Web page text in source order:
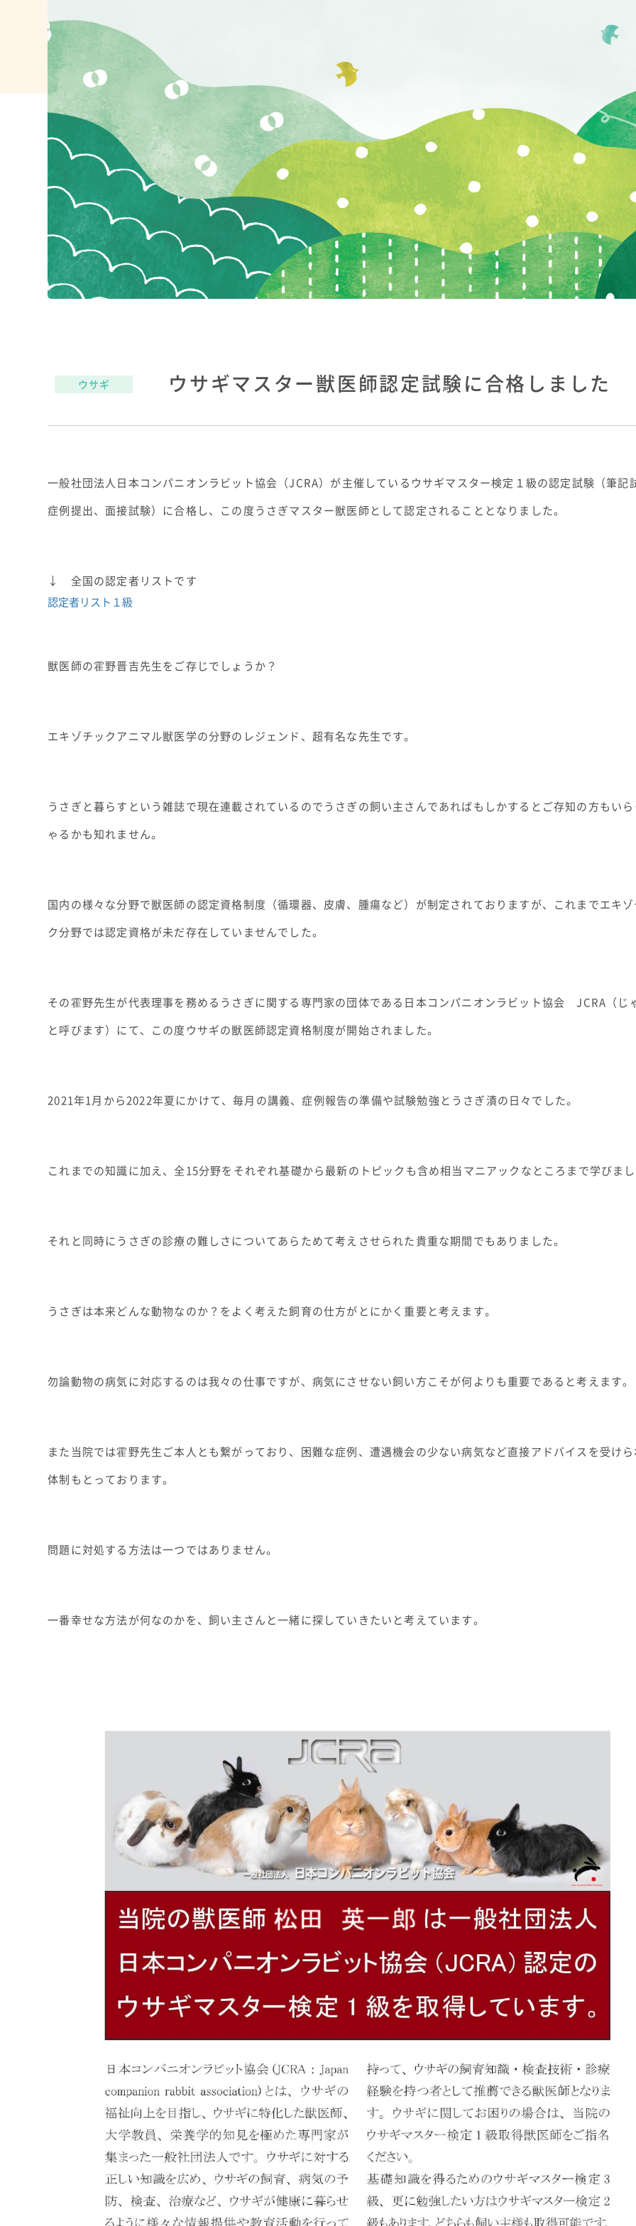
ウサギ ウサギマスター獣医師認定試験に合格しました
一般社団法人日本コンパニオンラビット協会（JCRA）が主催しているウサギマスター検定１級の認定試験（筆記
症例提出、面接試験）に合格し、この度うさぎマスター獣医師として認定されることとなりました。
↓ 全国の認定者リストです
認定者リスト１級
獣医師の霍野晋吉先生をご存じでしょうか？
エキゾチックアニマル獣医学の分野のレジェンド、超有名な先生です。
うさぎと暮らすという雑誌で現在連載されているのでうさぎの飼い主さんであればもしかするとご存知の方もい
ゃるかも知れません。
国内の様々な分野で獣医師の認定資格制度（循環器、皮膚、腫瘍など）が制定されておりますが、これまでエキ
ク分野では認定資格が未だ存在していませんでした。
その霍野先生が代表理事を務めるうさぎに関する専門家の団体である日本コンパニオンラビット協会 JCRA（じ
と呼びます）にて、この度ウサギの獣医師認定資格制度が開始されました。
2021年1月から2022年夏にかけて、毎月の講義、症例報告の準備や試験勉強とうさぎ漬の日々でした。
これまでの知識に加え、全15分野をそれぞれ基礎から最新のトピックも含め相当マニアックなところまで学びま
それと同時にうさぎの診療の難しさについてあらためて考えさせられた貴重な期間でもありました。
うさぎは本来どんな動物なのか？をよく考えた飼育の仕方がとにかく重要と考えます。
勿論動物の病気に対応するのは我々の仕事ですが、病気にさせない飼い方こそが何よりも重要であると考えます。
また当院では霍野先生ご本人とも繋がっており、困難な症例、遭遇機会の少ない病気など直接アドバイスを受け
体制もとっております。
問題に対処する方法は一つではありません。
一番幸せな方法が何なのかを、飼い主さんと一緒に探していきたいと考えています。